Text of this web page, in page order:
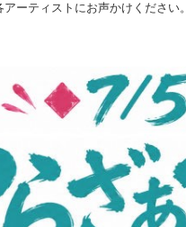
ーティストにお声かけください。